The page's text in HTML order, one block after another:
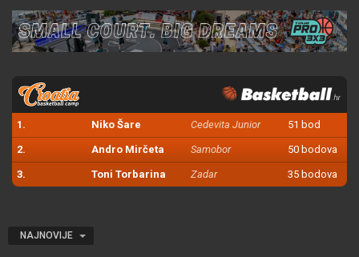
1. Niko Šare Cedevita Junior 51 bod
2. Andro Mirčeta Samobor 50 bodova
3. Toni Torbarina Zadar 35 bodova
NAJNOVIJE